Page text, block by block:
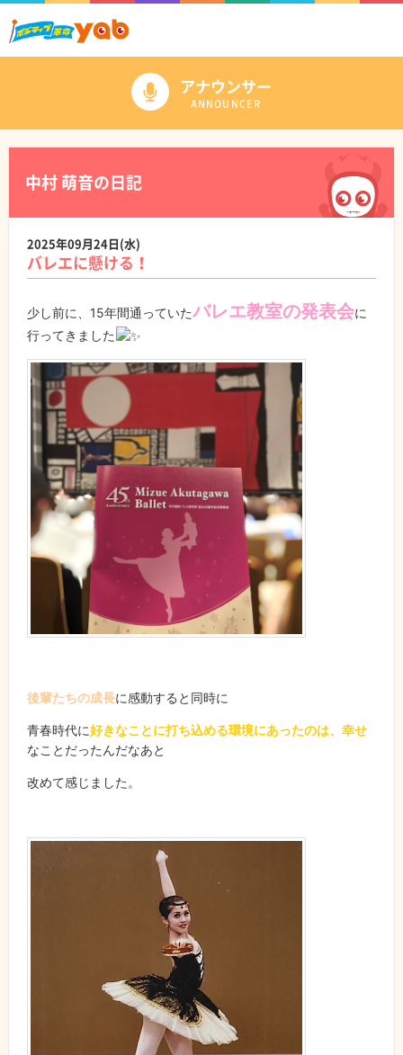
アナウンサー
ANNOUNCER
中村 萌音の日記
2025年09月24日(水)
バレエに懸ける！
少し前に、15年間通っていたバレエ教室の発表会に
行ってきました
後輩たちの成長に感動すると同時に
青春時代に好きなことに打ち込める環境にあったのは、幸せ
なことだったんだなあと
改めて感じました。